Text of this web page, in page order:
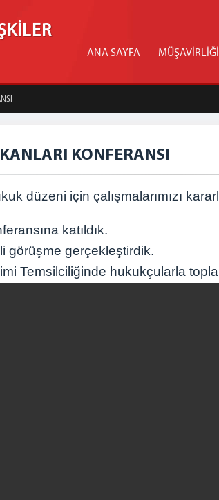
ANA SAYFA
KONFERANSI
düzeni için çalışmalarımızı
katıldık.
görüşme gerçekleştirdik.
Temsilciliğinde hukukçularla